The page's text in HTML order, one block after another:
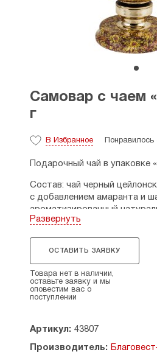
Самовар с чаем
г
В Избранное
Подарочный чай в упаковке
Состав: чай черный
с добавлением амаранта и
ароматизированный
бергамота и лимона.
Германия.
Сорт высший. Масса нетто: 50
Размер упаковки: 12 х 23 см.
Развернуть
ОСТАВИТЬ ЗАЯВКУ
Товара нет в наличии,
оставьте заявку и мы
оповестим вас о
поступлении
Артикул: 43807
Производитель: